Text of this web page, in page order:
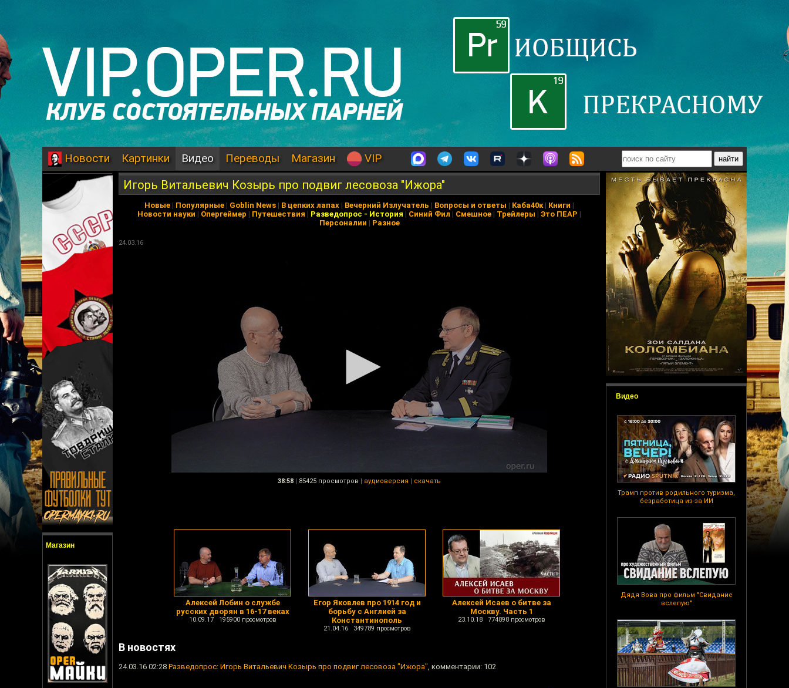
Новости Картинки Видео Переводы Магазин VIP
Магазин
Видео
Трамп против родильного туризма,
безработица из-за ИИ
Дядя Вова про фильм "Свидание
вслепую"
Игорь Витальевич Козырь про подвиг лесовоза "Ижора"
Новые | Популярные | Goblin News | В цепких лапах | Вечерний Излучатель | Вопросы и ответы | Каба40к| Книги |
Новости науки | Опергеймер | Путешествия | Разведопрос - История | Синий Фил | Смешное | Трейлеры | Это ПЕАР |
Персоналии | Разное
24.03.16
38:58 | 85425 просмотров | аудиоверсия | скачать
Алексей Лобин о службе
русских дворян в 16-17 веках
10.09.17 195900 просмотров
Егор Яковлев про 1914 год и
борьбу с Англией за
Константинополь
21.04.16 349789 просмотров
Алексей Исаев о битве за
Москву. Часть 1
23.10.18 774898 просмотров
В новостях
24.03.16 02:28 Разведопрос: Игорь Витальевич Козырь про подвиг лесовоза "Ижора", комментарии: 102